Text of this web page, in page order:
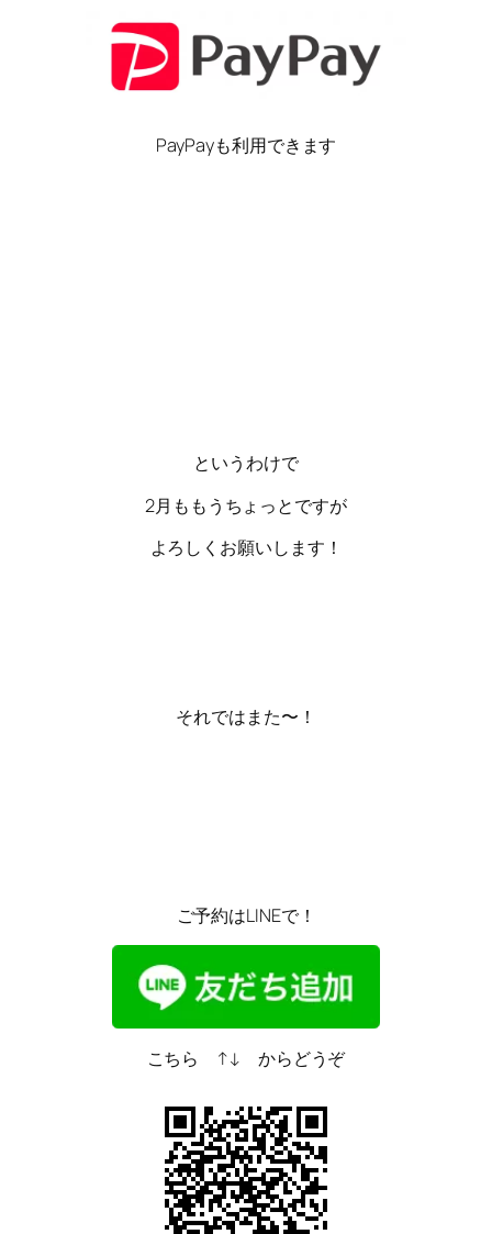
PayPayも利用できます
というわけで
2月ももうちょっとですが
よろしくお願いします！
それではまた〜！
ご予約はLINEで！
こちら ↑↓ からどうぞ